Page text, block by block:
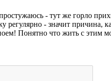
- тут же горло
- значит причина,
Понятно что жить с